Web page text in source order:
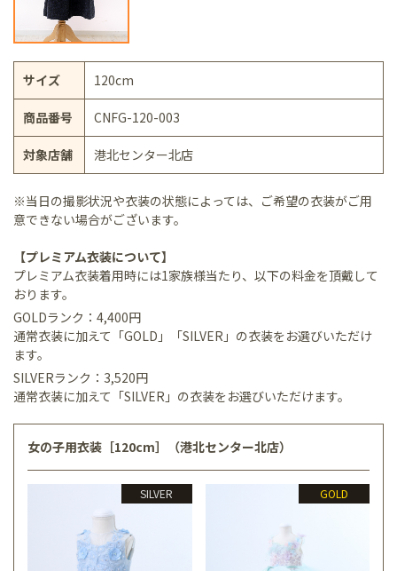
サイズ 120cm
商品番号 CNFG-120-003
対象店舗 港北センター北店
※当日の撮影状況や衣装の状態によっては、ご希望の衣装がご用
意できない場合がございます。
【プレミアム衣装について】
プレミアム衣装着用時には1家族様当たり、以下の料金を頂戴して
おります。
GOLDランク：4,400円
通常衣装に加えて「GOLD」「SILVER」の衣装をお選びいただけ
ます。
SILVERランク：3,520円
通常衣装に加えて「SILVER」の衣装をお選びいただけます。
女の子用衣装［120cm］（港北センター北店）
SILVER GOLD